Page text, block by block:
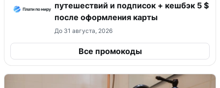
путешествий и подписок + кешбэк 5 $
после оформления карты
До 31 августа, 2026
Все промокоды